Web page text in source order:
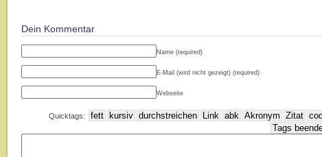
Dein Kommentar
Name (required)
E-Mail (wird nicht gezeigt) (required)
Webseite
Quicktags: